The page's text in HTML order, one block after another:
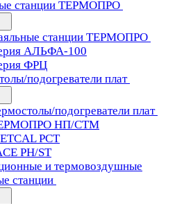
станции ТЕРМОПРО
станции ТЕРМОПРО
АЛЬФА-100
ФРЦ
подогреватели плат
подогреватели плат
НП/СТМ
PCT
PH/ST
и термовоздушные
станции